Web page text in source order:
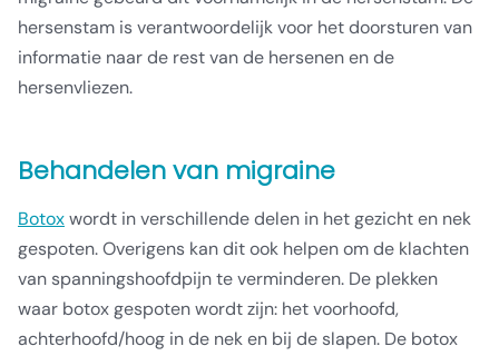
hersenstam is verantwoordelijk voor het doorsturen van
informatie naar de rest van de hersenen en de
hersenvliezen.
Behandelen van migraine
Botoxwordt in verschillende delen in het gezicht en nek
gespoten. Overigens kan dit ook helpen om de klachten
van spanningshoofdpijn te verminderen. De plekken
waar botox gespoten wordt zijn: het voorhoofd,
achterhoofd/hoog in de nek en bij de slapen. De botox